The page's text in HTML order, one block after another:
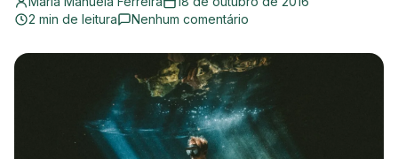
2 min de leitura
Nenhum comentário